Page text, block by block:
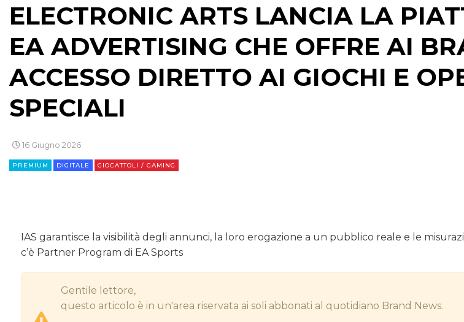
NORMATIVE
TREND
ELECTRONIC ARTS LANCIA LA
EA ADVERTISING CHE OFFRE AI
ACCESSO DIRETTO AI GIOCHI E
SPECIALI
16 Giugno 2026
PREMIUM DIGITALE GIOCATTOLI / GAMING
IAS garantisce la visibilità degli annunci, la loro erogazione a un pubblico reale e le
c’è Partner Program di EA Sports
Gentile lettore,
questo articolo è in un'area riservata ai soli abbonati al quotidiano Brand News.